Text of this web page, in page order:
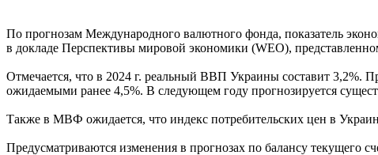
По прогнозам Международного валютного фонда, показатель
в докладе Перспективы мировой экономики (WEO),
Отмечается, что в 2024 г. реальный ВВП Украины составит 3,2%.
ожидаемыми ранее 4,5%. В следующем году прогнозируется
Также в МВФ ожидается, что индекс потребительских цен в
Предусматриваются изменения в прогнозах по балансу текущего